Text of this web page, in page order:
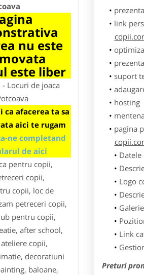
nu este
este liber
- Locuri de joaca
ca afacerea ta sa
aici te rugam
ne completand
de aici
pentru copii,
copii,
copii, loc de
petreceri copii,
pentru copii,
after school,
copii,
decoratiuni
baloane,
prezenta
link
suport
hosting
pagina
Logo
Link
Preturi